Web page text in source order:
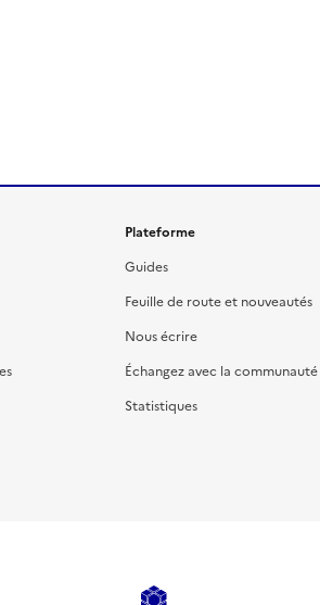
Plateforme
Guides
Feuille de route et nouveautés
Nous écrire
Échangez avec la communauté
Statistiques